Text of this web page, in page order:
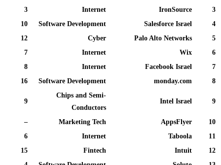
3
IronSource
Internet
3
4
Salesforce Israel
Software Development
10
5
Palo Alto Networks
Cyber
12
6
Wix
Internet
7
7
Facebook Israel
Internet
8
8
monday.com
Software Development
16
9
Intel Israel
Chips and Semi-
Conductors
9
10
AppsFlyer
Marketing Tech
–
11
Taboola
Internet
6
12
Intuit
Fintech
15